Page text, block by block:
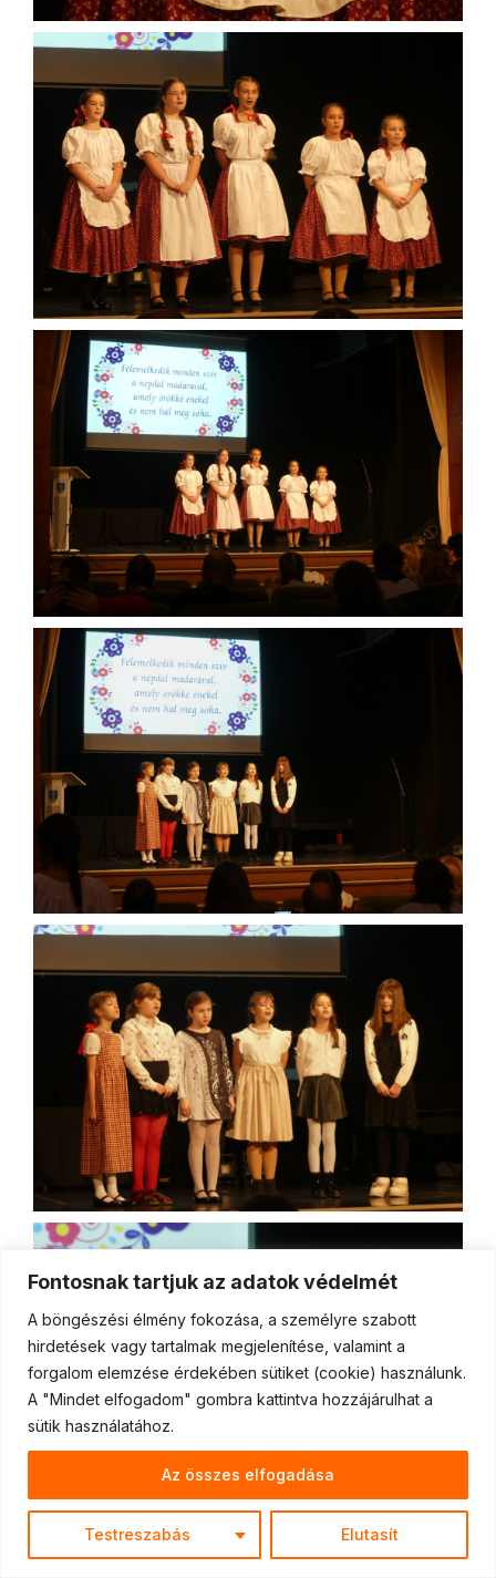
Fontosnak tartjuk az adatok védelmét
A böngészési élmény fokozása, a személyre szabott
hirdetések vagy tartalmak megjelenítése, valamint a
forgalom elemzése érdekében sütiket (cookie) használunk.
A "Mindet elfogadom" gombra kattintva hozzájárulhat a
sütik használatához.
Testreszabás Elutasít
Az összes elfogadása